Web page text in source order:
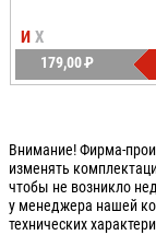
И Х
179,00P
УБ.
Внимание! Фирма-
изменять
чтобы не возникло
у менеджера нашей
технических